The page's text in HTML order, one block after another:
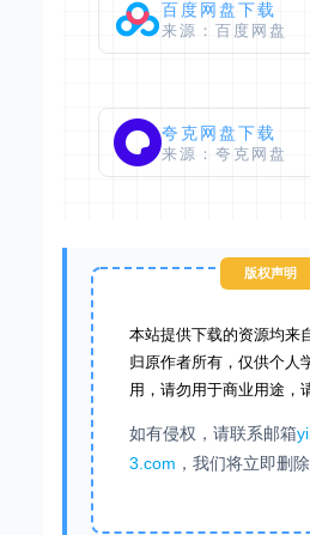
百度网盘下载
来源：百度网盘
夸克网盘下载
来源：夸克网盘
版权声明
本站提供下载的资源均来
归原作者所有，仅供个人
用，请勿用于商业用途，
如有侵权，请联系邮箱
3.com ，我们将立即删除